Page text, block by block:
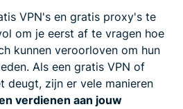
VPN's en gratis proxy's te
om je eerst af te vragen hoe
kunnen veroorloven om hun
Als een gratis VPN of
deugt, zijn er vele manieren
verdienen aan jouw